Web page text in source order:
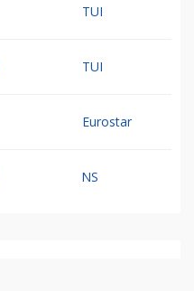
TUI
TUI
Eurostar
NS